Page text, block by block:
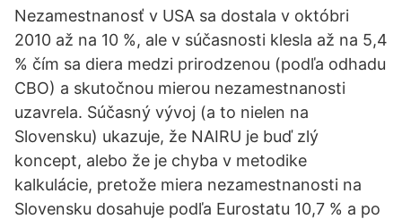
Nezamestnanosť v USA sa dostala v októbri
2010 až na 10 %, ale v súčasnosti klesla až na 5,4
% čím sa diera medzi prirodzenou (podľa odhadu
CBO) a skutočnou mierou nezamestnanosti
uzavrela. Súčasný vývoj (a to nielen na
Slovensku) ukazuje, že NAIRU je buď zlý
koncept, alebo že je chyba v metodike
kalkulácie, pretože miera nezamestnanosti na
Slovensku dosahuje podľa Eurostatu 10,7 % a po